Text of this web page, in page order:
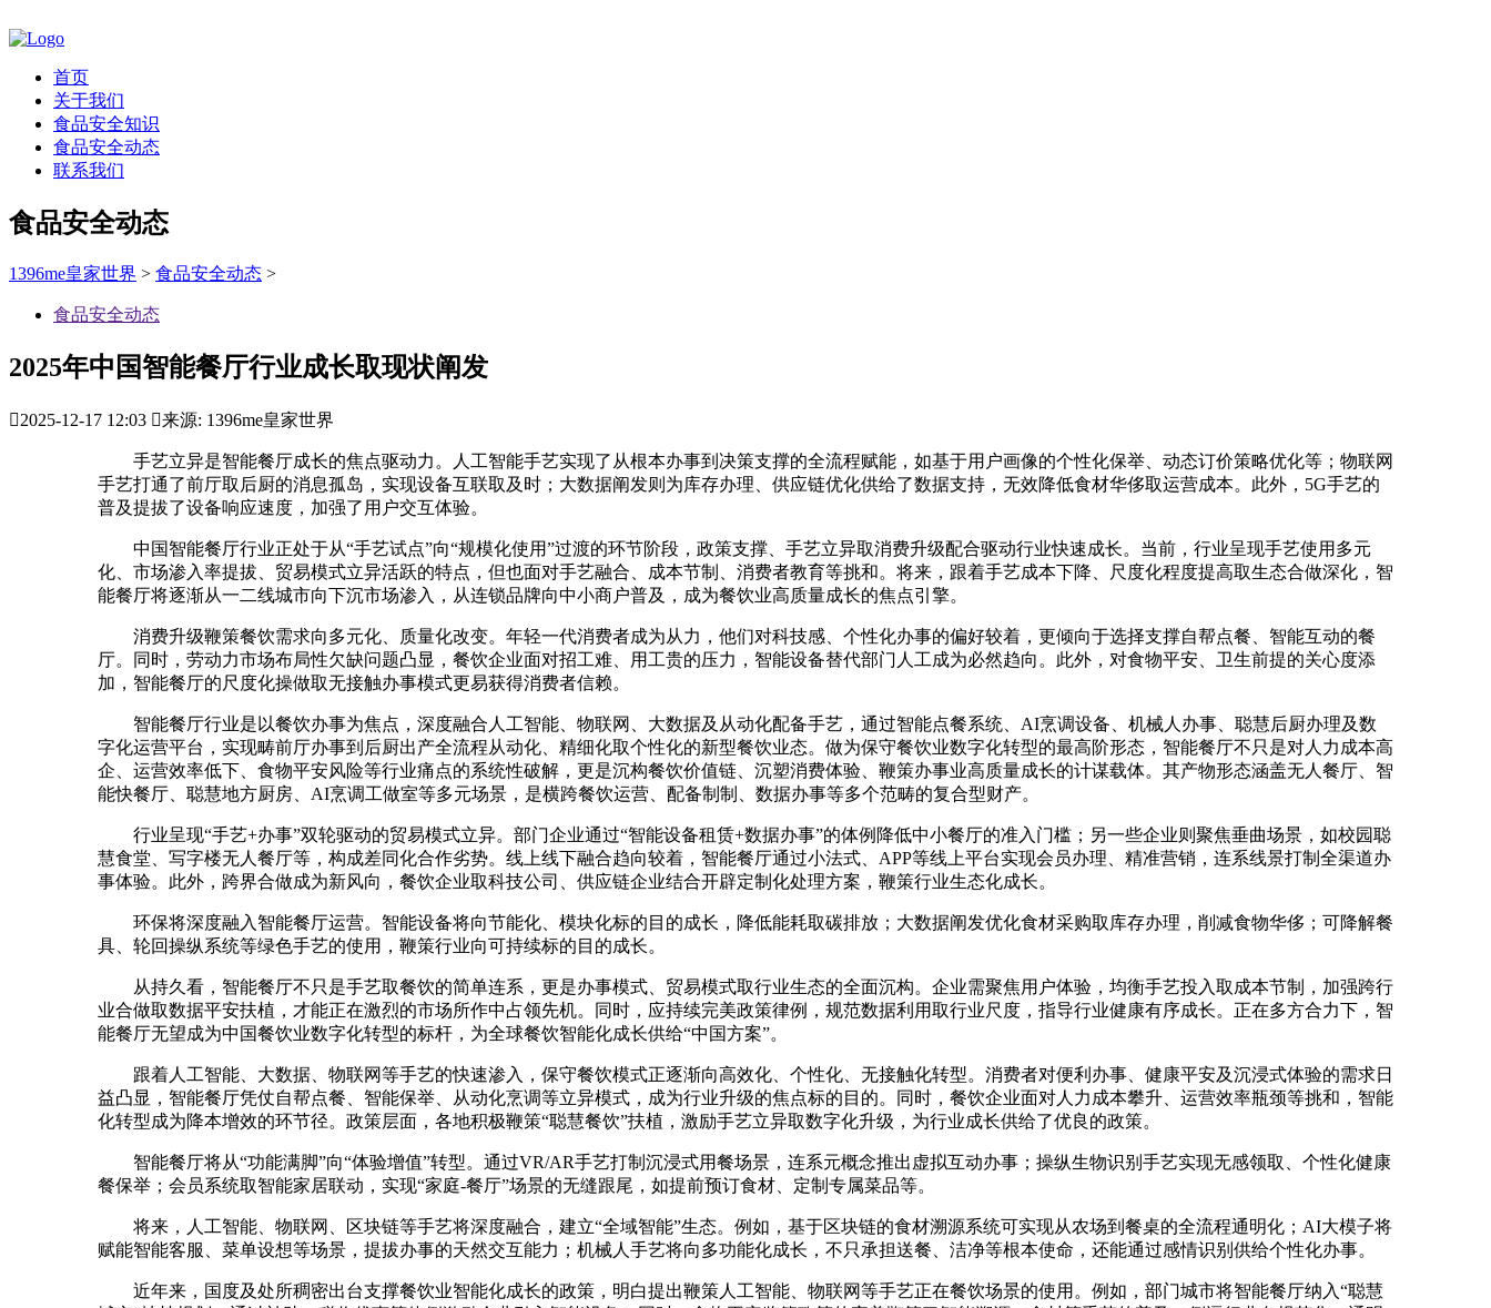
首页
关于我们
食品安全知识
食品安全动态
联系我们
食品安全动态
1396me皇家世界 > 食品安全动态 >
食品安全动态
2025年中国智能餐厅行业成长取现状阐发
2025-12-17 12:03 来源: 1396me皇家世界
手艺立异是智能餐厅成长的焦点驱动力。人工智能手艺实现了从根本办事到决策支撑的全流程赋能，如基于用户画像的个性化保举、动态订价策略优化等；物联网
手艺打通了前厅取后厨的消息孤岛，实现设备互联取及时；大数据阐发则为库存办理、供应链优化供给了数据支持，无效降低食材华侈取运营成本。此外，5G手艺的
普及提拔了设备响应速度，加强了用户交互体验。
中国智能餐厅行业正处于从“手艺试点”向“规模化使用”过渡的环节阶段，政策支撑、手艺立异取消费升级配合驱动行业快速成长。当前，行业呈现手艺使用多元
化、市场渗入率提拔、贸易模式立异活跃的特点，但也面对手艺融合、成本节制、消费者教育等挑和。将来，跟着手艺成本下降、尺度化程度提高取生态合做深化，智
能餐厅将逐渐从一二线城市向下沉市场渗入，从连锁品牌向中小商户普及，成为餐饮业高质量成长的焦点引擎。
消费升级鞭策餐饮需求向多元化、质量化改变。年轻一代消费者成为从力，他们对科技感、个性化办事的偏好较着，更倾向于选择支撑自帮点餐、智能互动的餐
厅。同时，劳动力市场布局性欠缺问题凸显，餐饮企业面对招工难、用工贵的压力，智能设备替代部门人工成为必然趋向。此外，对食物平安、卫生前提的关心度添
加，智能餐厅的尺度化操做取无接触办事模式更易获得消费者信赖。
智能餐厅行业是以餐饮办事为焦点，深度融合人工智能、物联网、大数据及从动化配备手艺，通过智能点餐系统、AI烹调设备、机械人办事、聪慧后厨办理及数
字化运营平台，实现畴前厅办事到后厨出产全流程从动化、精细化取个性化的新型餐饮业态。做为保守餐饮业数字化转型的最高阶形态，智能餐厅不只是对人力成本高
企、运营效率低下、食物平安风险等行业痛点的系统性破解，更是沉构餐饮价值链、沉塑消费体验、鞭策办事业高质量成长的计谋载体。其产物形态涵盖无人餐厅、智
能快餐厅、聪慧地方厨房、AI烹调工做室等多元场景，是横跨餐饮运营、配备制制、数据办事等多个范畴的复合型财产。
行业呈现“手艺+办事”双轮驱动的贸易模式立异。部门企业通过“智能设备租赁+数据办事”的体例降低中小餐厅的准入门槛；另一些企业则聚焦垂曲场景，如校园聪
慧食堂、写字楼无人餐厅等，构成差同化合作劣势。线上线下融合趋向较着，智能餐厅通过小法式、APP等线上平台实现会员办理、精准营销，连系线景打制全渠道办
事体验。此外，跨界合做成为新风向，餐饮企业取科技公司、供应链企业结合开辟定制化处理方案，鞭策行业生态化成长。
环保将深度融入智能餐厅运营。智能设备将向节能化、模块化标的目的成长，降低能耗取碳排放；大数据阐发优化食材采购取库存办理，削减食物华侈；可降解餐
具、轮回操纵系统等绿色手艺的使用，鞭策行业向可持续标的目的成长。
从持久看，智能餐厅不只是手艺取餐饮的简单连系，更是办事模式、贸易模式取行业生态的全面沉构。企业需聚焦用户体验，均衡手艺投入取成本节制，加强跨行
业合做取数据平安扶植，才能正在激烈的市场所作中占领先机。同时，应持续完美政策律例，规范数据利用取行业尺度，指导行业健康有序成长。正在多方合力下，智
能餐厅无望成为中国餐饮业数字化转型的标杆，为全球餐饮智能化成长供给“中国方案”。
跟着人工智能、大数据、物联网等手艺的快速渗入，保守餐饮模式正逐渐向高效化、个性化、无接触化转型。消费者对便利办事、健康平安及沉浸式体验的需求日
益凸显，智能餐厅凭仗自帮点餐、智能保举、从动化烹调等立异模式，成为行业升级的焦点标的目的。同时，餐饮企业面对人力成本攀升、运营效率瓶颈等挑和，智能
化转型成为降本增效的环节径。政策层面，各地积极鞭策“聪慧餐饮”扶植，激励手艺立异取数字化升级，为行业成长供给了优良的政策。
智能餐厅将从“功能满脚”向“体验增值”转型。通过VR/AR手艺打制沉浸式用餐场景，连系元概念推出虚拟互动办事；操纵生物识别手艺实现无感领取、个性化健康
餐保举；会员系统取智能家居联动，实现“家庭-餐厅”场景的无缝跟尾，如提前预订食材、定制专属菜品等。
将来，人工智能、物联网、区块链等手艺将深度融合，建立“全域智能”生态。例如，基于区块链的食材溯源系统可实现从农场到餐桌的全流程通明化；AI大模子将
赋能智能客服、菜单设想等场景，提拔办事的天然交互能力；机械人手艺将向多功能化成长，不只承担送餐、洁净等根本使命，还能通过感情识别供给个性化办事。
近年来，国度及处所稠密出台支撑餐饮业智能化成长的政策，明白提出鞭策人工智能、物联网等手艺正在餐饮场景的使用。例如，部门城市将智能餐厅纳入“聪慧